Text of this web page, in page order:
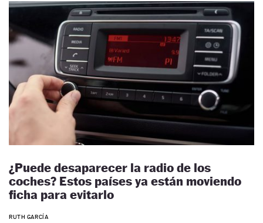
¿Puede desaparecer la radio de los
coches? Estos países ya están moviendo
ficha para evitarlo
RUTH GARCÍA